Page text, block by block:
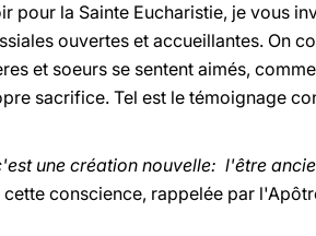
pour la Sainte Eucharistie, je vous
ouvertes et accueillantes. On
et soeurs se sentent aimés,
sacrifice. Tel est le témoignage
une création nouvelle: l'être
cette conscience, rappelée par